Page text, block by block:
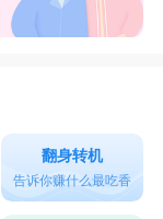
翻身转机
告诉你赚什么最吃香